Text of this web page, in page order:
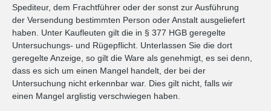
Spediteur, dem Frachtführer oder der sonst zur Ausführung
der Versendung bestimmten Person oder Anstalt ausgeliefert
haben. Unter Kaufleuten gilt die in § 377 HGB geregelte
Untersuchungs- und Rügepflicht. Unterlassen Sie die dort
geregelte Anzeige, so gilt die Ware als genehmigt, es sei denn,
dass es sich um einen Mangel handelt, der bei der
Untersuchung nicht erkennbar war. Dies gilt nicht, falls wir
einen Mangel arglistig verschwiegen haben.